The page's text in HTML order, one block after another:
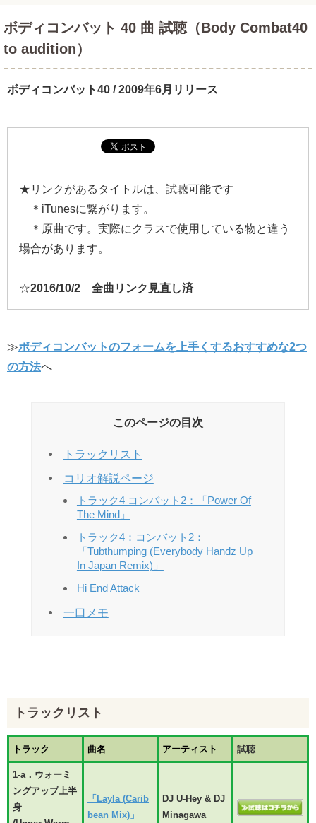
ボディコンバット 40 曲 試聴（Body Combat40
to audition）
ボディコンバット40 / 2009年6月リリース
★リンクがあるタイトルは、試聴可能です
＊iTunesに繋がります。
＊原曲です。実際にクラスで使用している物と違う
場合があります。
☆2016/10/2 全曲リンク見直し済
≫ボディコンバットのフォームを上手くするおすすめな2つ
の方法へ
このページの目次
トラックリスト
コリオ解説ページ
トラック4 コンバット2：「Power Of
The Mind」
トラック4：コンバット2：
「Tubthumping (Everybody Handz Up
In Japan Remix)」
Hi End Attack
一口メモ
トラックリスト
トラック 曲名 アーティスト 試聴
1-a．ウォーミ
ングアップ上半
身
「Layla (Carib
bean Mix)」
DJ U-Hey & DJ
Minagawa